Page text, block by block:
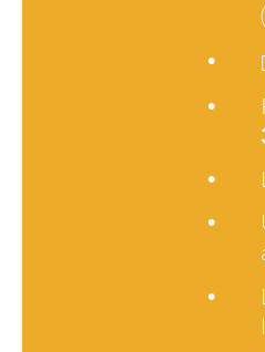
•
•
•
•
•